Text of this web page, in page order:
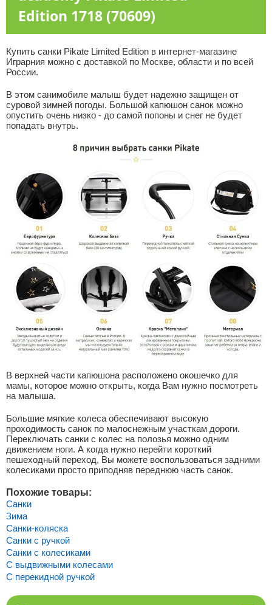
Edition 1718 (70609)
Купить санки Pikate Limited Edition в интернет-магазине
Играрния можно с доставкой по Москве, области и по всей
России.
В этом санимобиле малыш будет надежно защищен от
суровой зимней погоды. Большой капюшон санок можно
опустить очень низко - до самой попоны и снег не будет
попадать внутрь.
В верхней части капюшона расположено окошечко для
мамы, которое можно открыть, когда Вам нужно посмотреть
на малыша.
Большие мягкие колеса обеспечивают высокую
проходимость санок по малоснежным участкам дороги.
Переключать санки с колес на полозья можно одним
движением ноги. А когда нужно перейти короткий
пешеходный переход, Вы можете воспользоваться задними
колесиками просто приподняв переднюю часть санок.
Похожие товары:
Санки
Зима
Санки-коляска
Санки с ручкой
Санки с колесиками
С выдвижными колесами
С перекидной ручкой